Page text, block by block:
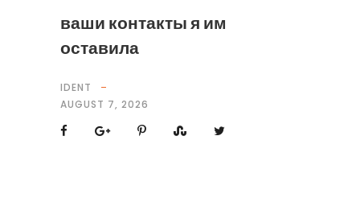
ваши контакты я им
оставила
IDENT
AUGUST 7, 2026